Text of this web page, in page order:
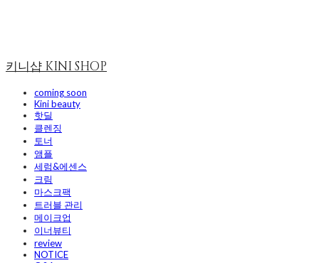
키니샵 KINI SHOP
coming soon
Kini beauty
핫딜
클렌징
토너
앰플
세럼&에센스
크림
마스크팩
트러블 관리
메이크업
이너뷰티
review
NOTICE